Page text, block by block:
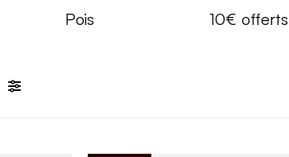
Pois 10€ offerts